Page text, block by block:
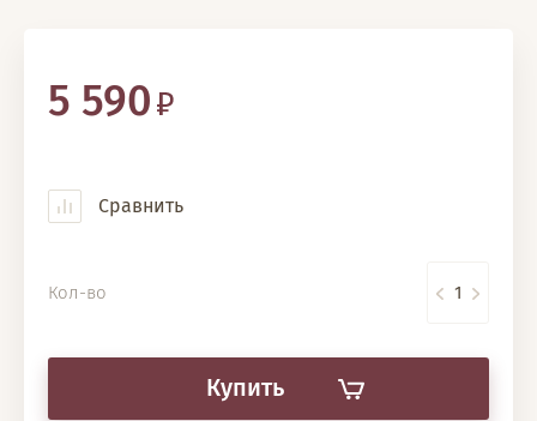
5 590
Сравнить
Кол-во
Купить